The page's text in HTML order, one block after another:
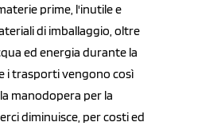
prime, l'inutile e
di imballaggio, oltre
ed energia durante la
i trasporti vengono così
manodopera per la
diminuisce, per costi ed